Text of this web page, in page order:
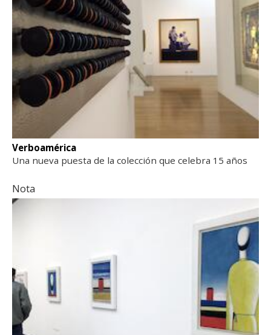
Verboamérica
Una nueva puesta de la colección que celebra 15 años
Nota